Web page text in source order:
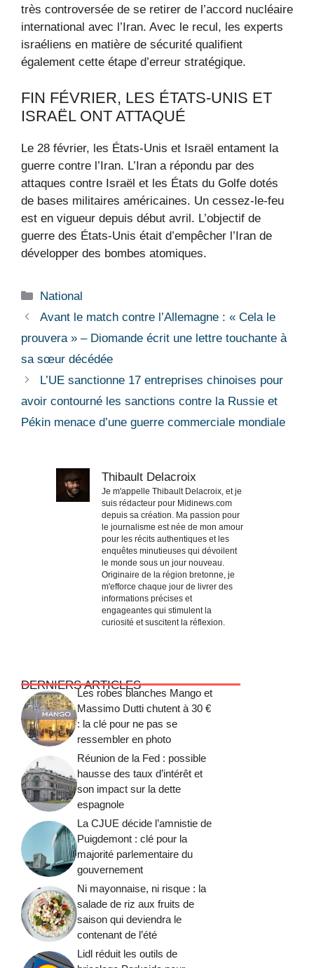
très controversée de se retirer de l’accord nucléaire
international avec l’Iran. Avec le recul, les experts
israéliens en matière de sécurité qualifient
également cette étape d’erreur stratégique.
FIN FÉVRIER, LES ÉTATS-UNIS ET
ISRAËL ONT ATTAQUÉ
Le 28 février, les États-Unis et Israël entament la
guerre contre l’Iran. L’Iran a répondu par des
attaques contre Israël et les États du Golfe dotés
de bases militaires américaines. Un cessez-le-feu
est en vigueur depuis début avril. L’objectif de
guerre des États-Unis était d’empêcher l’Iran de
développer des bombes atomiques.
Catégories
National
Avant le match contre l’Allemagne : « Cela le
prouvera » – Diomande écrit une lettre touchante à
sa sœur décédée
L’UE sanctionne 17 entreprises chinoises pour
avoir contourné les sanctions contre la Russie et
Pékin menace d’une guerre commerciale mondiale
Thibault Delacroix
Je m'appelle Thibault Delacroix, et je
suis rédacteur pour Midinews.com
depuis sa création. Ma passion pour
le journalisme est née de mon amour
pour les récits authentiques et les
enquêtes minutieuses qui dévoilent
le monde sous un jour nouveau.
Originaire de la région bretonne, je
m'efforce chaque jour de livrer des
informations précises et
engageantes qui stimulent la
curiosité et suscitent la réflexion.
DERNIERS ARTICLES
Les robes blanches Mango et
Massimo Dutti chutent à 30 €
: la clé pour ne pas se
ressembler en photo
Réunion de la Fed : possible
hausse des taux d’intérêt et
son impact sur la dette
espagnole
La CJUE décide l’amnistie de
Puigdemont : clé pour la
majorité parlementaire du
gouvernement
Ni mayonnaise, ni risque : la
salade de riz aux fruits de
saison qui deviendra le
contenant de l’été
Lidl réduit les outils de